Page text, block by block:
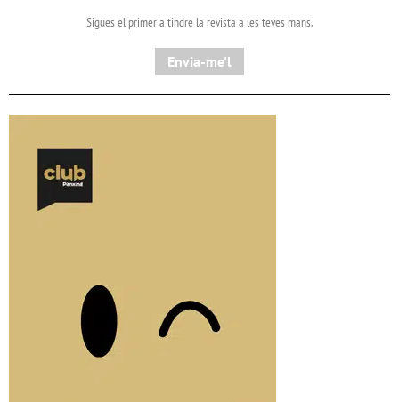
Sigues el primer a tindre la revista a les teves mans.
Envia-me'l